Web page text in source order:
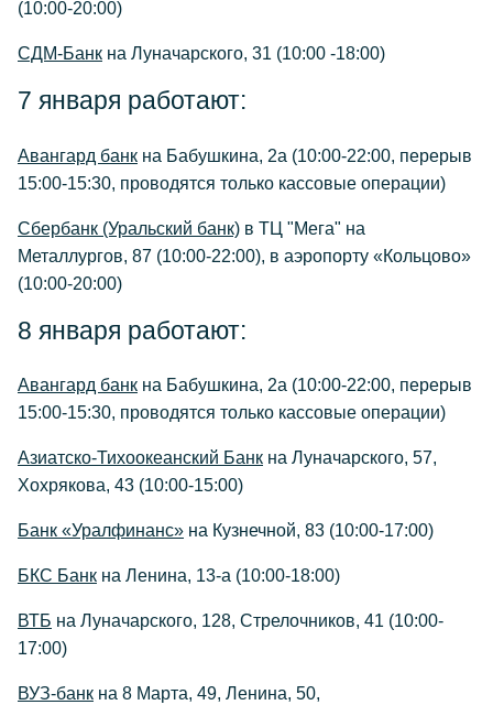
(10:00-20:00)
СДМ-Банк на Луначарского, 31 (10:00 -18:00)
7 января работают:
Авангард банк на Бабушкина, 2а (10:00-22:00, перерыв
15:00-15:30, проводятся только кассовые операции)
Сбербанк (Уральский банк) в ТЦ "Мега" на
Металлургов, 87 (10:00-22:00), в аэропорту «Кольцово»
(10:00-20:00)
8 января работают:
Авангард банк на Бабушкина, 2а (10:00-22:00, перерыв
15:00-15:30, проводятся только кассовые операции)
Азиатско-Тихоокеанский Банк на Луначарского, 57,
Хохрякова, 43 (10:00-15:00)
Банк «Уралфинанс» на Кузнечной, 83 (10:00-17:00)
БКС Банк на Ленина, 13-а (10:00-18:00)
ВТБ на Луначарского, 128, Стрелочников, 41 (10:00-
17:00)
ВУЗ-банк на 8 Марта, 49, Ленина, 50,